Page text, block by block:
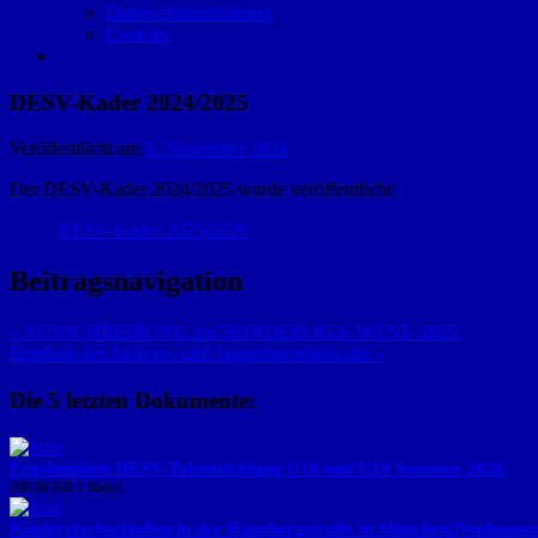
Datenschutzerklärung
Cookies
DESV-Kader 2024/2025
Veröffentlicht am 5. November 2024
Der DESV-Kader 2024/2025 wurde veröffentlicht:
DESV-Kader 2025/2026
Beitragsnavigation
« AUSSCHREIBUNG zur BUNDESLIGA -WEST- 2025
Ergebnis der Aktiven- und Jugendsprecherwahl »
Die 5 letzten Dokumente:
Ergebnisliste DESV-Talentsichtung U16 und U19 Sommer 2026
290.98 KB 1 file(s)
Kinderstockschießen in der Hanebergstraße in München/